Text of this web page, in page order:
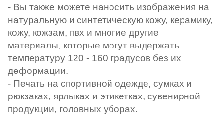
- Вы также можете наносить изображения на
натуральную и синтетическую кожу, керамику,
кожу, кожзам, пвх и многие другие
материалы, которые могут выдержать
температуру 120 - 160 градусов без их
деформации.
- Печать на спортивной одежде, сумках и
рюкзаках, ярлыках и этикетках, сувенирной
продукции, головных уборах.